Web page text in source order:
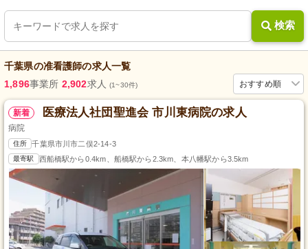
検索
千葉県の准看護師の求人一覧
おすすめ順
1,896事業所 2,902求人(1~30件)
新着 医療法人社団聖進会 市川東病院の求人
病院
住所 千葉県市川市二俣2-14-3
最寄駅 西船橋駅から0.4km、船橋駅から2.3km、本八幡駅から3.5km